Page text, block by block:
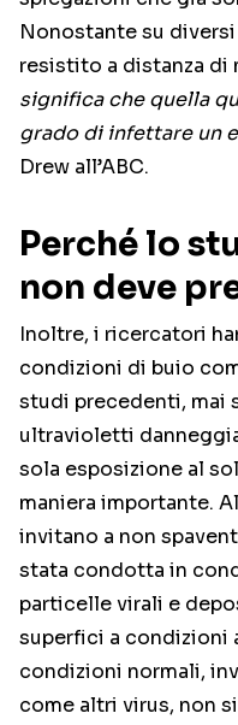
Nonostante su
resistito a distanza di
significa che quella
grado di infettare un
Drew all’ABC.
Perché lo
non deve
Inoltre, i ricercatori
condizioni di buio
studi precedenti, mai
ultravioletti
sola esposizione al
maniera importante.
invitano a non
stata condotta in
particelle virali e
superfici a condizioni
condizioni normali,
come altri virus, non